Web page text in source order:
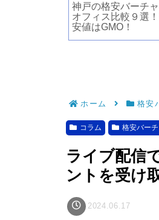
神戸の格安バーチ
オフィス比較９選
安値はGMO！
ホーム 格安
コラム 格安バー
ライブ配信
ントを受け
2024.06.17